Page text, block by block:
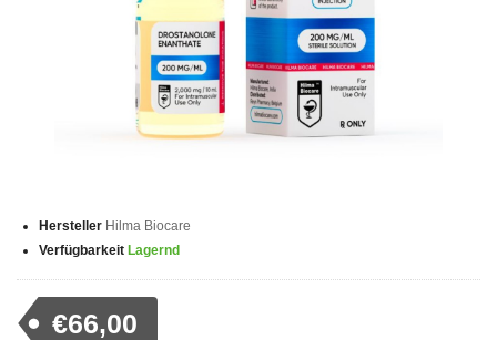
Hersteller Hilma Biocare
Verfügbarkeit Lagernd
€66,00